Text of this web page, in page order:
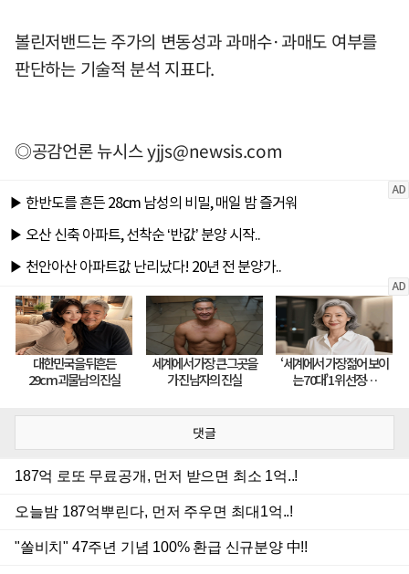
볼린저밴드는 주가의 변동성과 과매수·과매도 여부를
판단하는 기술적 분석 지표다.
◎공감언론 뉴시스yjjs@newsis.com
댓글